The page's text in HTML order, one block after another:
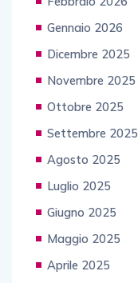
Gennaio 2026
Dicembre 2025
Novembre 2025
Ottobre 2025
Settembre 2025
Agosto 2025
Luglio 2025
Giugno 2025
Maggio 2025
Aprile 2025